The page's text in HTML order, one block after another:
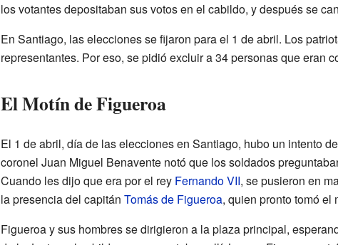
los votantes depositaban sus votos en el cabildo, y después se
En Santiago, las elecciones se fijaron para el 1 de abril. Los
representantes. Por eso, se pidió excluir a 34 personas que eran
El Motín de Figueroa
El 1 de abril, día de las elecciones en Santiago, hubo un intento
coronel Juan Miguel Benavente notó que los soldados
Cuando les dijo que era por el rey Fernando VII, se pusieron en
la presencia del capitán Tomás de Figueroa, quien pronto tomó el
Figueroa y sus hombres se dirigieron a la plaza principal,